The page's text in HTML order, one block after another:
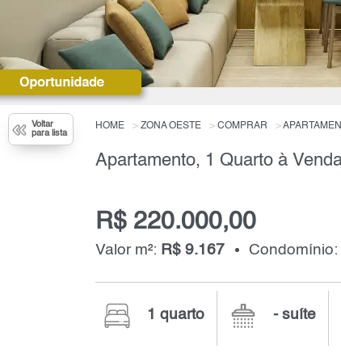
Voltar
para lista
HOME ZONA OESTE COMPRAR
Apartamento, 1 Quarto à
R$ 220.000,00
Valor m²: R$ 9.167 Condomínio:
1 quarto - suíte